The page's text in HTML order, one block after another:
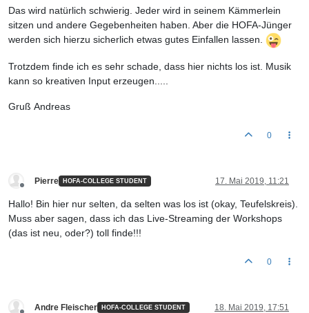
Das wird natürlich schwierig. Jeder wird in seinem Kämmerlein
sitzen und andere Gegebenheiten haben. Aber die HOFA-Jünger
werden sich hierzu sicherlich etwas gutes Einfallen lassen.
Trotzdem finde ich es sehr schade, dass hier nichts los ist. Musik
kann so kreativen Input erzeugen.....
Gruß Andreas
0
Pierre HOFA-COLLEGE STUDENT 17. Mai 2019, 11:21
Hallo! Bin hier nur selten, da selten was los ist (okay, Teufelskreis).
Muss aber sagen, dass ich das Live-Streaming der Workshops
(das ist neu, oder?) toll finde!!!
0
Andre Fleischer HOFA-COLLEGE STUDENT 18. Mai 2019, 17:51